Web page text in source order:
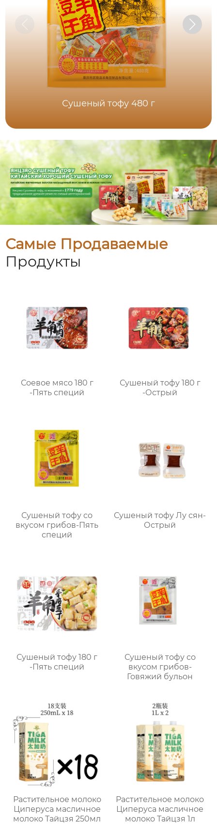
Сушеный тофу 480 г
Самые Продаваемые
Продукты
Соевое мясо 180 г
-Пять специй
Сушеный тофу 180 г
-Острый
Сушеный тофу со
вкусом грибов-Пять
специй
Сушеный тофу Лу сян-
Острый
Сушеный тофу 180 г
-Пять специй
Сушеный тофу со
вкусом грибов-
Говяжий бульон
Растительное молоко
Циперуса масличное
молоко Тайцзя 250мл
Растительное молоко
Циперуса масличное
молоко Тайцзя 1л